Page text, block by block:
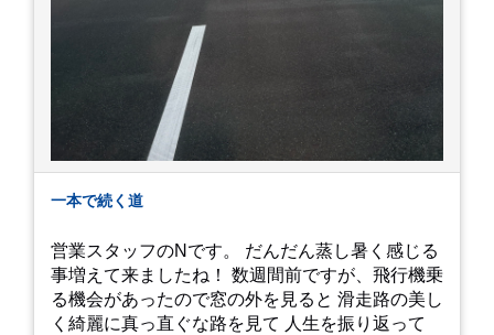
一本で続く道
営業スタッフのNです。 だんだん蒸し暑く感じる
事増えて来ましたね！ 数週間前ですが、飛行機乗
る機会があったので窓の外を見ると 滑走路の美し
く綺麗に真っ直ぐな路を見て 人生を振り返って